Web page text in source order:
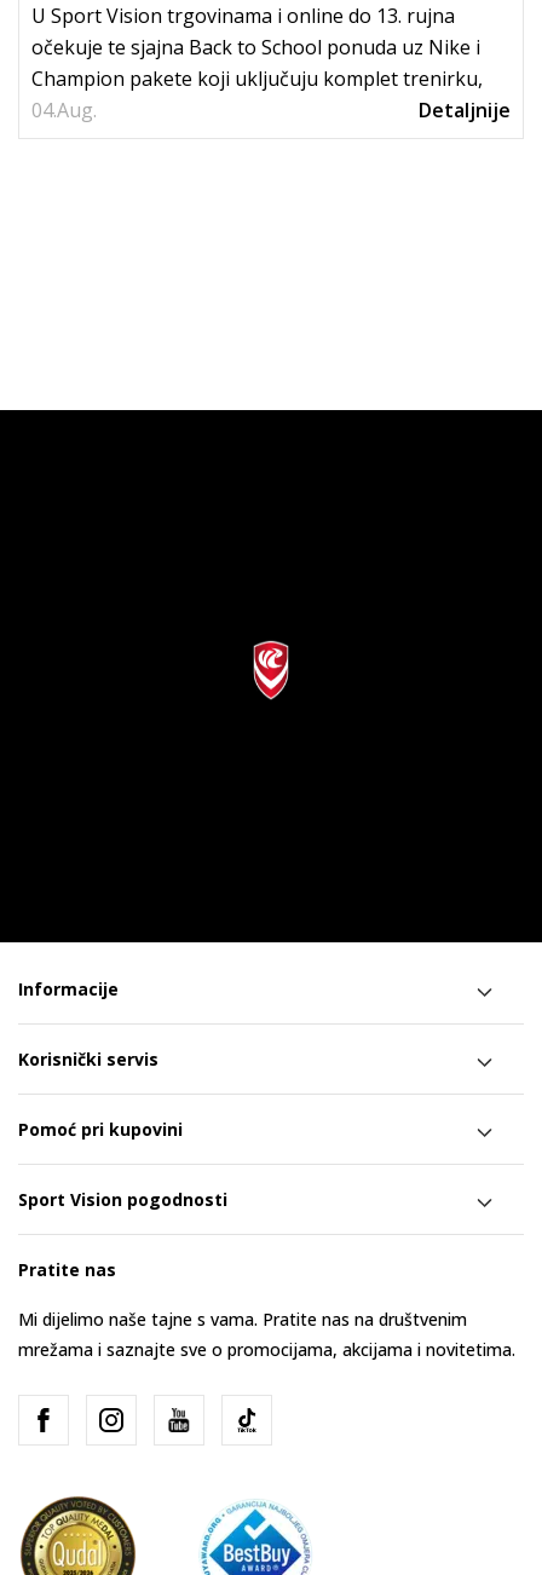
04.Aug.
U Sport Vision trgovinama i online do 13. rujna
očekuje te sjajna Back to School ponuda uz Nike i
Champion pakete koji uključuju komplet trenirku,
tenisice i...
Detaljnije
Informacije
Korisnički servis
Pomoć pri kupovini
Sport Vision pogodnosti
Pratite nas
Mi dijelimo naše tajne s vama. Pratite nas na društvenim
mrežama i saznajte sve o promocijama, akcijama i novitetima.